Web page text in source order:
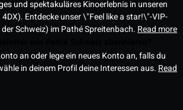
und spektakuläres Kinoerlebnis in unseren
Entdecke unser \"Feel like a star!\"-VIP-
Schweiz) im Pathé Spreitenbach. Read more
an oder lege ein neues Konto an, falls du
in deinem Profil deine Interessen aus. Read